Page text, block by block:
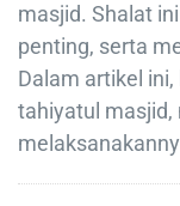
masjid. Shalat
penting, serta
Dalam artikel
tahiyatul masjid,